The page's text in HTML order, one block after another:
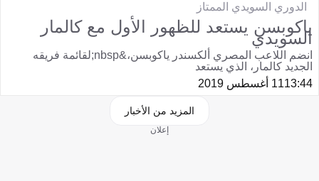
الدوري السويدي الممتاز
ياكوبسن يستعد للظهور الأول مع كالمار
السويدي
انضم اللاعب المصري ألكسندر ياكوبسن،&nbsp;لقائمة فريقه
الجديد كالمار، الذي يستعد
13:4411 أغسطس 2019
المزيد من الأخبار
إعلان